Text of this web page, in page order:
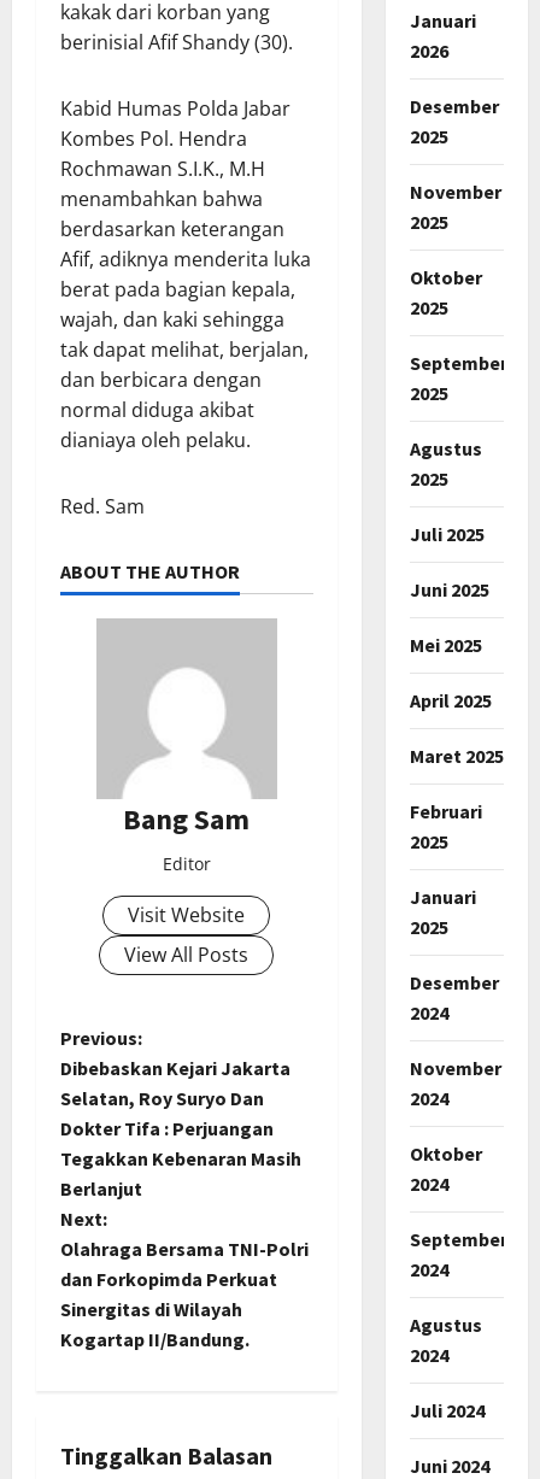
kakak dari korban yang
berinisial Afif Shandy (30).
Kabid Humas Polda Jabar
Kombes Pol. Hendra
Rochmawan S.I.K., M.H
menambahkan bahwa
berdasarkan keterangan
Afif, adiknya menderita luka
berat pada bagian kepala,
wajah, dan kaki sehingga
tak dapat melihat, berjalan,
dan berbicara dengan
normal diduga akibat
dianiaya oleh pelaku.
Red. Sam
ABOUT THE AUTHOR
Bang Sam
Editor
Visit Website
View All Posts
P
o
s
t
n
a
v
g
Previous:
Dibebaskan Kejari Jakarta
Selatan, Roy Suryo Dan
Dokter Tifa : Perjuangan
Tegakkan Kebenaran Masih
Berlanjut
Next:
Olahraga Bersama TNI-Polri
dan Forkopimda Perkuat
Sinergitas di Wilayah
Kogartap II/Bandung.
Tinggalkan Balasan
Januari
2026
Desember
2025
November
2025
Oktober
2025
September
2025
Agustus
2025
Juli 2025
Juni 2025
Mei 2025
April 2025
Maret 2025
Februari
2025
Januari
2025
Desember
2024
November
2024
Oktober
2024
September
2024
Agustus
2024
Juli 2024
Juni 2024